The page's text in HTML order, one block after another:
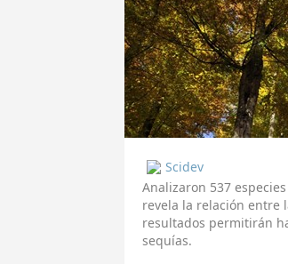
Scidev
Analizaron 537
revela la relación entre
resultados permitirán
sequías.